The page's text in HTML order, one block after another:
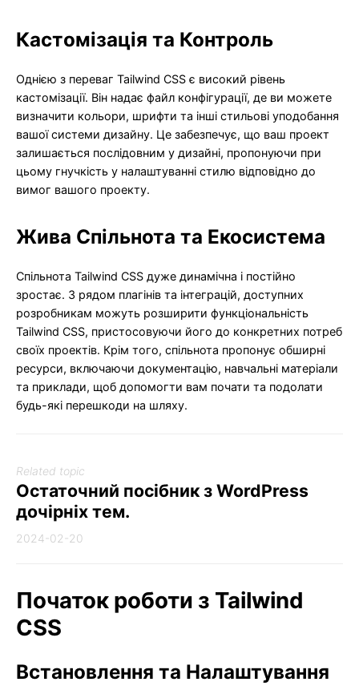
Кастомізація та Контроль
Однією з переваг Tailwind CSS є високий рівень
кастомізації. Він надає файл конфігурації, де ви можете
визначити кольори, шрифти та інші стильові уподобання
вашої системи дизайну. Це забезпечує, що ваш проект
залишається послідовним у дизайні, пропонуючи при
цьому гнучкість у налаштуванні стилю відповідно до
вимог вашого проекту.
Жива Спільнота та Екосистема
Спільнота Tailwind CSS дуже динамічна і постійно
зростає. З рядом плагінів та інтеграцій, доступних
розробникам можуть розширити функціональність
Tailwind CSS, пристосовуючи його до конкретних потреб
своїх проектів. Крім того, спільнота пропонує обширні
ресурси, включаючи документацію, навчальні матеріали
та приклади, щоб допомогти вам почати та подолати
будь-які перешкоди на шляху.
Related topic
Остаточний посібник з WordPress
дочірніх тем.
2024-02-20
Початок роботи з Tailwind
CSS
Встановлення та Налаштування